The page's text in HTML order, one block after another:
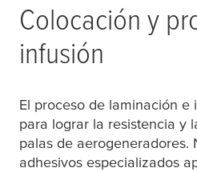
Colocación y
infusión
El proceso de laminación e
para lograr la resistencia y
palas de aerogeneradores.
adhesivos especializados